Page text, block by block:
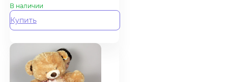
В наличии
Купить